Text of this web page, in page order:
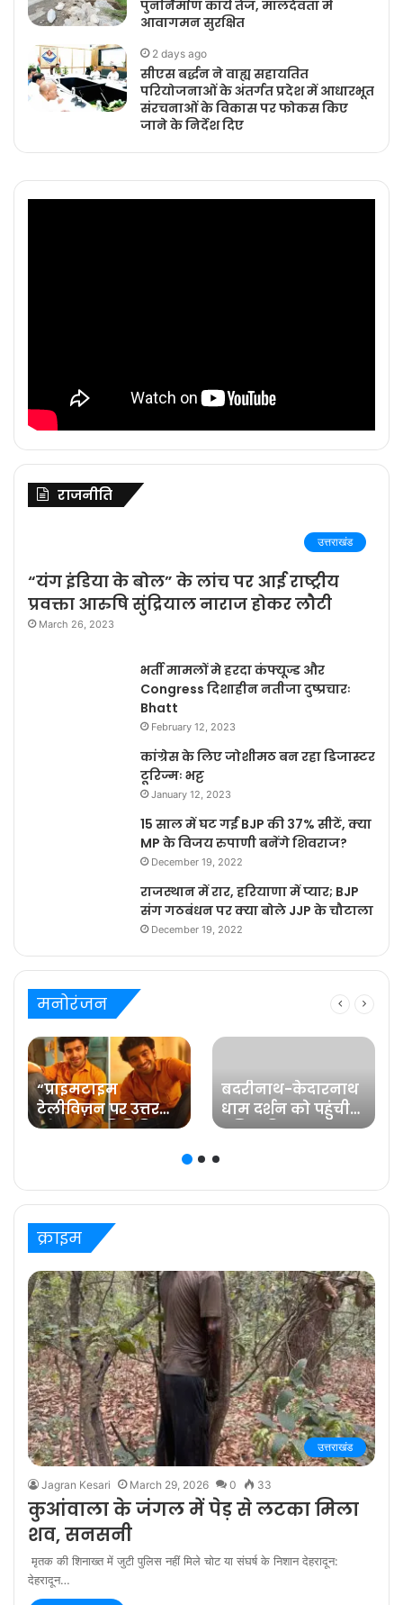
पुनर्निर्माण कार्य तेज, मालदेवता में
आवागमन सुरक्षित
2 days ago
सीएस बर्द्धन ने वाह्य सहायतित
परियोजनाओं के अंतर्गत प्रदेश में आधारभूत
संरचनाओं के विकास पर फोकस किए
जाने के निर्देश दिए
राजनीति
उत्तराखंड
“यंग इंडिया के बोल” के लांच पर आई राष्ट्रीय
प्रवक्ता आरुषि सुंद्रियाल नाराज होकर लौटी
March 26, 2023
भर्ती मामलों मे हरदा कंफ्यूज्ड और
Congress दिशाहीन नतीजा दुष्प्रचारः
Bhatt
February 12, 2023
कांग्रेस के लिए जोशीमठ बन रहा डिजास्टर
टूरिज्मः भट्ट
January 12, 2023
15 साल में घट गईं BJP की 37% सीटें, क्या
MP के विजय रुपाणी बनेंगे शिवराज?
December 19, 2022
राजस्थान में रार, हरियाणा में प्यार; BJP
संग गठबंधन पर क्या बोले JJP के चौटाला
December 19, 2022
मनोरंजन
“प्राइमटाइम
टेलीविज़न पर उत्तर
प्रदेश का प्रतिनिधित्व
प्रविष्ट मिश्रा, कलर्स के
‘बरेली के बच्चन’ में
बदरीनाथ-केदारनाथ
धाम दर्शन को पहुंची
प्रसिद्ध फिल्म
क्राइम
उत्तराखंड
Jagran Kesari March 29, 2026 0 33
कुआंवाला के जंगल में पेड़ से लटका मिला
शव, सनसनी
मृतक की शिनाख्त में जुटी पुलिस नहीं मिले चोट या संघर्ष के निशान देहरादून:
देहरादून…